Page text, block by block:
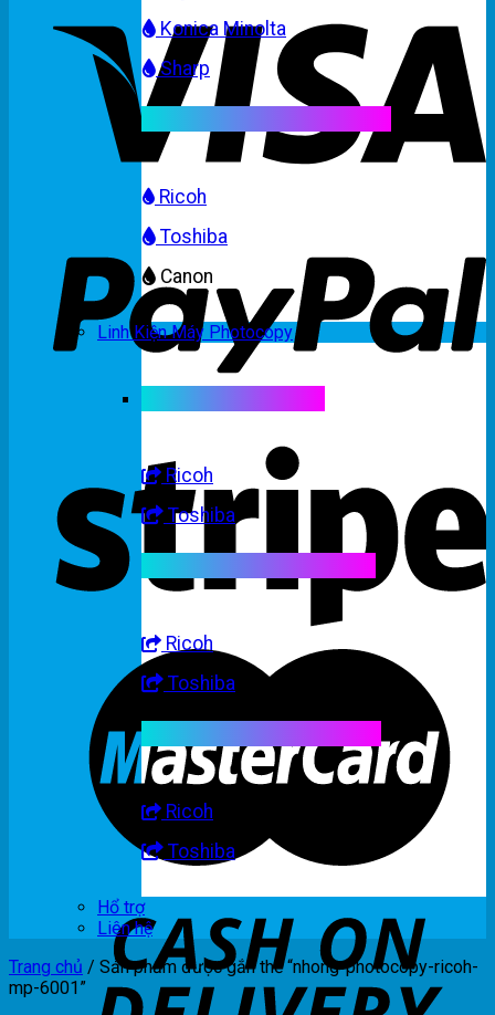
Konica Minolta
Sharp
Ricoh
Toshiba
Canon
Linh Kiện Máy Photocopy
Ricoh
Toshiba
Ricoh
Toshiba
Ricoh
Toshiba
Hổ trợ
Liên hệ
Trang chủ / Sản phẩm được gắn thẻ “nhong-photocopy-ricoh-
mp-6001”